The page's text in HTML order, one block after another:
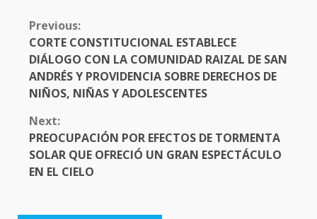
CONTINUE
READING
Previous:
CORTE CONSTITUCIONAL ESTABLECE
DIÁLOGO CON LA COMUNIDAD RAIZAL DE SAN
ANDRÉS Y PROVIDENCIA SOBRE DERECHOS DE
NIÑOS, NIÑAS Y ADOLESCENTES
Next:
PREOCUPACIÓN POR EFECTOS DE TORMENTA
SOLAR QUE OFRECIÓ UN GRAN ESPECTÁCULO
EN EL CIELO